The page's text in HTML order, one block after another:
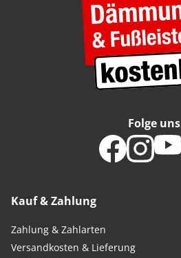
Kauf & Zahlung
Zahlung & Zahlarten
Versandkosten & Lieferung
Folge uns